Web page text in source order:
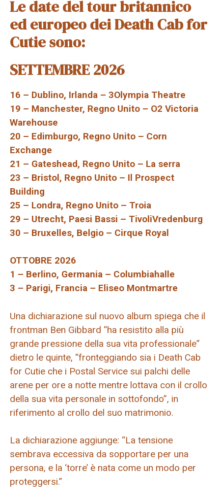
Le date del tour britannico
ed europeo dei Death Cab for
Cutie sono:
SETTEMBRE 2026
16 – Dublino, Irlanda – 3Olympia Theatre
19 – Manchester, Regno Unito – O2 Victoria
Warehouse
20 – Edimburgo, Regno Unito – Corn
Exchange
21 – Gateshead, Regno Unito – La serra
23 – Bristol, Regno Unito – Il Prospect
Building
25 – Londra, Regno Unito – Troia
29 – Utrecht, Paesi Bassi – TivoliVredenburg
30 – Bruxelles, Belgio – Cirque Royal
OTTOBRE 2026
1 – Berlino, Germania – Columbiahalle
3 – Parigi, Francia – Eliseo Montmartre
Una dichiarazione sul nuovo album spiega che il
frontman Ben Gibbard “ha resistito alla più
grande pressione della sua vita professionale”
dietro le quinte, “fronteggiando sia i Death Cab
for Cutie che i Postal Service sui palchi delle
arene per ore a notte mentre lottava con il crollo
della sua vita personale in sottofondo”, in
riferimento al crollo del suo matrimonio.
La dichiarazione aggiunge: “La tensione
sembrava eccessiva da sopportare per una
persona, e la ‘torre’ è nata come un modo per
proteggersi.”